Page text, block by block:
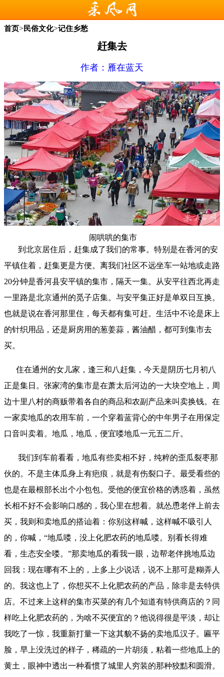
首页>民俗文化>记住乡愁
赶集去
作者： 雁在蓝天
闹哄哄的集市
到北京居住后，赶集成了我们的常事。特别是在香河的安
平镇住着，赶集更是方便。离我们社区不远坐车一站地或走路
20分钟是香河县安平镇的集市，隔天一集。从安平往西北再走
一里路是北京通州的觅子店集。与安平集正好是单双日互换。
也就是说在香河那里住，每天都有集可赶。生活中不论是床上
的针织用品，还是厨房用的葱姜蒜，酱油醋，都可到集市去
买。
住在通州的女儿家，逢三和八赶集，今天是阴历七月初八
正是集日。张家湾的集市是在萧太后河边的一大块空地上，周
边十里八村的商贩带着各自的商品和农副产品来叫卖换钱。在
一家卖地瓜的农用车前，一个穿着蓝背心的中年男子在用保定
口音叫卖着。地瓜，地瓜，便宜喽地瓜一元五二斤。
我们到车前看看，地瓜有些卖相不好，纯粹的歪瓜裂枣那
伙的。不是主体瓜身上有疤痕，就是有伤裂口子。最受看些的
也是在最根部长出个小包包。受他的便宜价格的诱惑着，虽然
长相不好不会影响口感的，我心里在想着。就怂恿老伴上前去
买，我则和卖地瓜的搭讪着：你别这样喊，这样喊不吸引人
的，你喊，“地瓜喽，没上化肥农药的地瓜喽。别看长得难
看，生态安全喽。”那卖地瓜的看我一眼，边帮老伴挑地瓜边
回我：现在哪有不上的，上多上少说话，说不上那可是糊弄人
的。我这也上了，你想买不上化肥农药的产品，除非是去特供
店。不过来上这样的集市买菜的有几个知道有特供商店的？同
样吃上化肥农药的，为啥不买便宜的？他说得很是平淡，却让
我吃了一惊，我重新打量一下这其貌不扬的卖地瓜汉子。匾平
脸，早上没洗过的样子，稀疏的一片胡须，粘着一些地瓜上的
黄土，眼神中透出一种看惯了城里人穷装的那种狡黠和圆滑。